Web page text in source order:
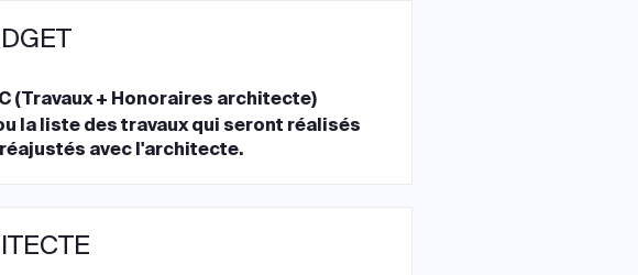
(Travaux + Honoraires architecte)
la liste des travaux qui seront réalisés
avec l'architecte.